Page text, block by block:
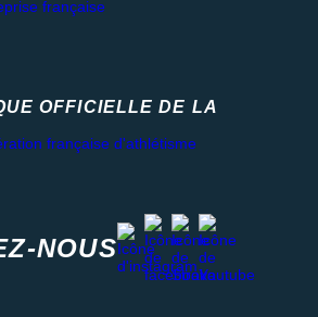
OFFICIELLE DE LA
NOUS
instagram
facebook
stravayoutube